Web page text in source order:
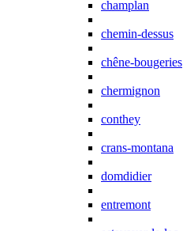
champlan
chemin-dessus
chêne-bougeries
chermignon
conthey
crans-montana
domdidier
entremont